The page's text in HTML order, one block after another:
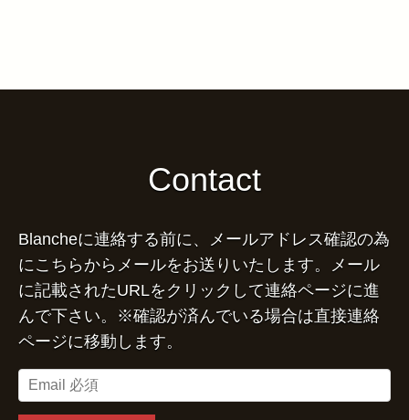
Contact
Blancheに連絡する前に、メールアドレス確認の為
にこちらからメールをお送りいたします。メール
に記載されたURLをクリックして連絡ページに進
んで下さい。※確認が済んでいる場合は直接連絡
ページに移動します。